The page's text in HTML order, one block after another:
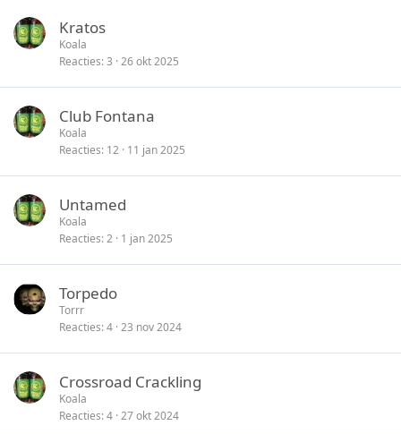
Kratos
Koala
Reacties 3 26 okt 2025
Club Fontana
Koala
Reacties 12 11 jan 2025
Untamed
Koala
Reacties 2 1 jan 2025
Torpedo
Torrr
Reacties 4 23 nov 2024
Crossroad Crackling
Koala
Reacties 4 27 okt 2024